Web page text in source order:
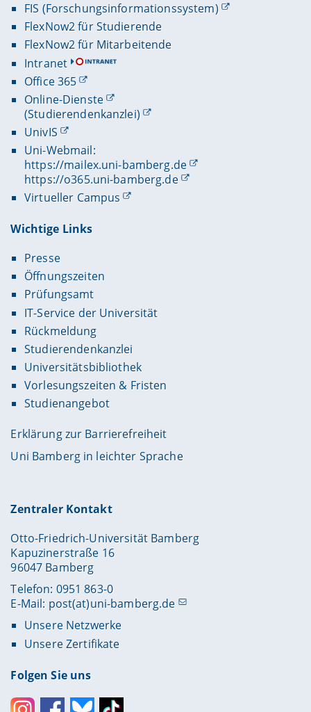
FIS (Forschungsinformationssystem)
FlexNow2 für Studierende
FlexNow2 für Mitarbeitende
Intranet
Office 365
Online-Dienste
(Studierendenkanzlei)
UnivIS
Uni-Webmail:
https://mailex.uni-bamberg.de
https://o365.uni-bamberg.de
Virtueller Campus
Wichtige Links
Presse
Öffnungszeiten
Prüfungsamt
IT-Service der Universität
Rückmeldung
Studierendenkanzlei
Universitätsbibliothek
Vorlesungszeiten & Fristen
Studienangebot
Erklärung zur Barrierefreiheit
Uni Bamberg in leichter Sprache
Zentraler Kontakt
Otto-Friedrich-Universität Bamberg
Kapuzinerstraße 16
96047 Bamberg
Telefon: 0951 863-0
E-Mail: post(at)uni-bamberg.de
Unsere Netzwerke
Unsere Zertifikate
Folgen Sie uns